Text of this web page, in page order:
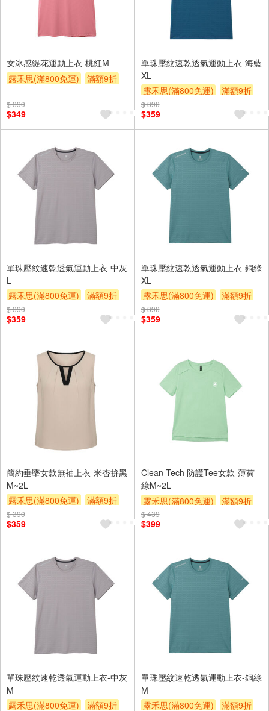
女冰感緹花運動上衣-桃紅M
露禾思(滿800免運)
滿額9折
$ 390
$349
單珠壓紋速乾透氣運動上衣-海藍
XL
露禾思(滿800免運)
滿額9折
贈$200
$ 390
$359
單珠壓紋速乾透氣運動上衣-中灰
L
露禾思(滿800免運)
滿額9折
贈$200
$ 390
$359
單珠壓紋速乾透氣運動上衣-銅綠
XL
露禾思(滿800免運)
滿額9折
贈$200
$ 390
$359
簡約垂墜女款無袖上衣-米杏拚黑
M~2L
露禾思(滿800免運)
滿額9折
贈$200
$ 390
$359
Clean Tech 防護Tee女款-薄荷
綠M~2L
露禾思(滿800免運)
滿額9折
贈$200
$ 439
$399
單珠壓紋速乾透氣運動上衣-中灰
M
露禾思(滿800免運)
滿額9折
單珠壓紋速乾透氣運動上衣-銅綠
M
露禾思(滿800免運)
滿額9折